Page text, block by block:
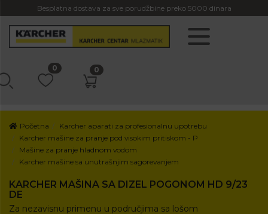
Besplatna dostava za sve porudžbine preko 5000 dinara
0 0
Početna
Karcher aparati za profesionalnu upotrebu
Karcher mašine za pranje pod visokim pritiskom - P
Mašine za pranje hladnom vodom
Karcher mašine sa unutrašnjim sagorevanjem
KARCHER MAŠINA SA DIZEL POGONOM HD 9/23
DE
Za nezavisnu primenu u područjima sa lošom